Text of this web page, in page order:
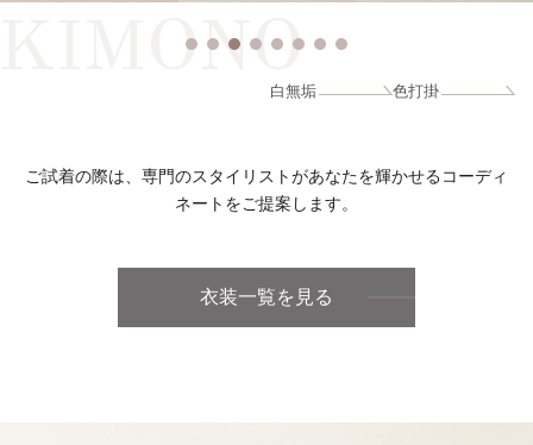
KIMONO
白無垢 色打掛
ご試着の際は、専門のスタイリストがあなたを輝かせるコーディ
ネートをご提案します。
衣装一覧を見る